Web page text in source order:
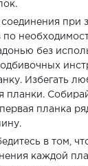
при
по
без
Избегать
планки.
планка
в том,
каждой